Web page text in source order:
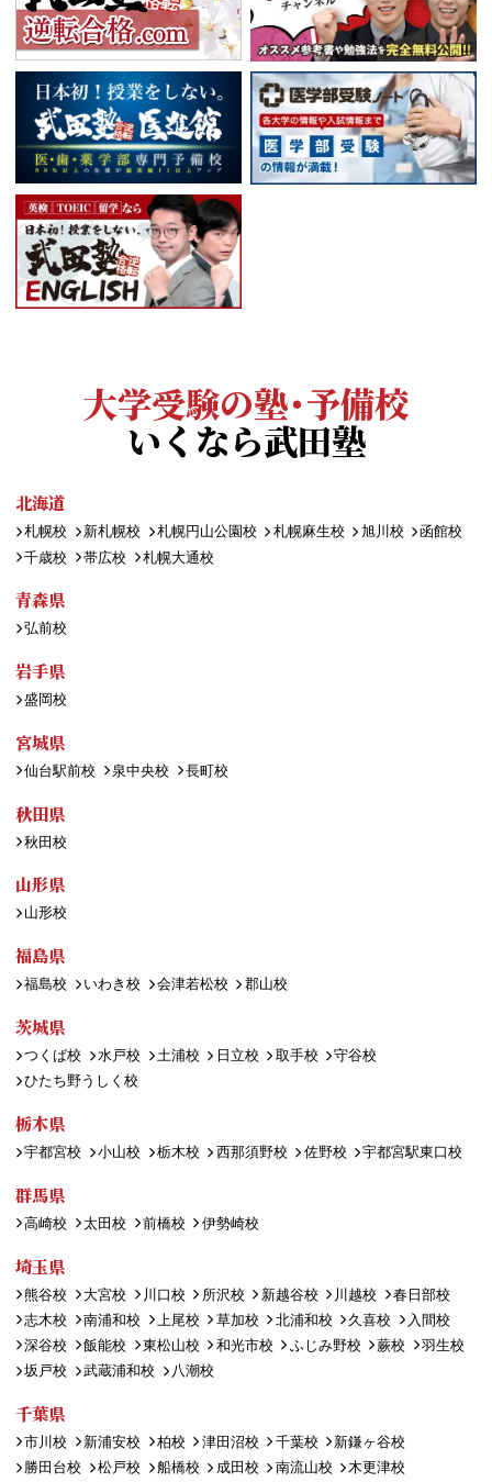
大学受験の塾・予備校
いくなら武田塾
北海道
札幌校 新札幌校 札幌円山公園校 札幌麻生校 旭川校
函館校
千歳校
帯広校 札幌大通校
青森県
弘前校
岩手県
盛岡校
宮城県
仙台駅前校 泉中央校 長町校
秋田県
秋田校
山形県
山形校
福島県
福島校 いわき校 会津若松校 郡山校
茨城県
つくば校 水戸校 土浦校 日立校 取手校
守谷校
ひたち野うしく校
栃木県
宇都宮校 小山校 栃木校 西那須野校 佐野校 宇都宮駅東口校
群馬県
高崎校 太田校 前橋校 伊勢崎校
埼玉県
熊谷校 大宮校 川口校 所沢校 新越谷校 川越校
春日部校
志木校
南浦和校 上尾校 草加校 北浦和校 久喜校
入間校
深谷校
飯能校 東松山校 和光市校 ふじみ野校 蕨校
羽生校
坂戸校
武蔵浦和校 八潮校
千葉県
市川校 新浦安校 柏校 津田沼校 千葉校
新鎌ヶ谷校
勝田台校
松戸校 船橋校 成田校 南流山校 木更津校